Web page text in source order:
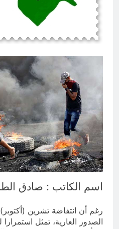
اسم الكاتب : صادق
رغم أن انتفاضة تشرين
الصدور العارية، تمثل